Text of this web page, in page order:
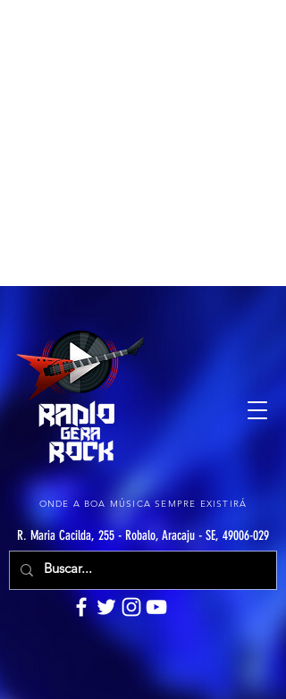
ONDE A BOA MÚSICA SEMPRE EXISTIRÁ
R. Maria Cacilda, 255 - Robalo, Aracaju - SE, 49006-029